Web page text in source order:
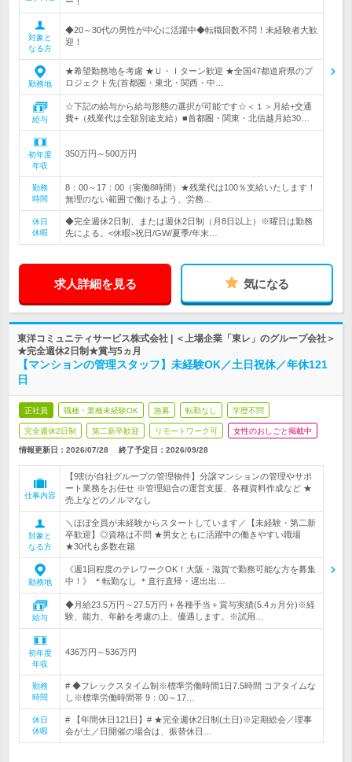
対象と
なる方
◆20～30代の男性が中心に活躍中◆転職回数不問！未経験者大歓
迎！
勤務地
★希望勤務地を考慮 ★Ｕ・Ｉターン歓迎 ★全国47都道府県のプ
ロジェクト先(首都圏・東北・関西・中…
給与
☆下記の給与から給与形態の選択が可能です☆＜１＞月給+交通
費+（残業代は全額別途支給）■首都圏・関東・北信越月給30…
初年度
年収
350万円～500万円
勤務
時間
8：00～17：00（実働8時間）★残業代は100％支給いたします！
無理のない範囲で働けるよう、労務…
休日
休暇
◆完全週休2日制、または週休2日制（月8日以上）※曜日は勤務
先による。<休暇>祝日/GW/夏季/年末…
求人詳細を見る 気になる
東洋コミュニティサービス株式会社 | ＜上場企業「東レ」のグループ会社＞
★完全週休2日制★賞与5ヵ月
【マンションの管理スタッフ】未経験OK／土日祝休／年休121
日
正社員 職種・業種未経験OK 急募 転勤なし 学歴不問
完全週休2日制 第二新卒歓迎 リモートワーク可 女性のおしごと掲載中
情報更新日：2026/07/28 終了予定日： 2026/09/28
仕事内容
【9割が自社グループの管理物件】分譲マンションの管理やサポ
ート業務をお任せ ※管理組合の運営支援、各種資料作成など ★
売上などのノルマなし
対象と
なる方
＼ほぼ全員が未経験からスタートしています／【未経験・第二新
卒歓迎】◎資格は不問 ★男女ともに活躍中の働きやすい職場
★30代も多数在籍
勤務地
《週1回程度のテレワークOK！大阪・滋賀で勤務可能な方を募集
中！》 ＊転勤なし ＊直行直帰・遅出出…
給与
◆月給23.5万円～27.5万円＋各種手当＋賞与実績(5.4ヵ月分)※経
験、能力、年齢を考慮の上、優遇します。※試用…
初年度
年収
436万円～536万円
勤務
時間
# ◆フレックスタイム制※標準労働時間1日7.5時間 コアタイムな
し※標準労働時間帯 9：00～17…
休日
休暇
# 【年間休日121日】# ★完全週休2日制(土日)※定期総会／理事
会が土／日開催の場合は、振替休日…